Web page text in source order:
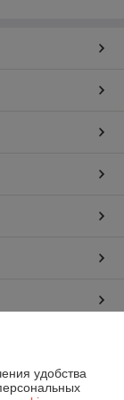
Андрей
удобства